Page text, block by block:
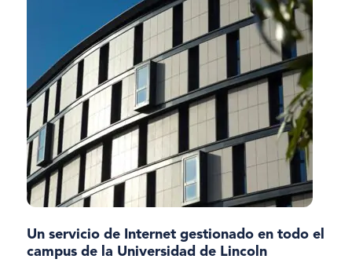
Un servicio de Internet gestionado en todo el
campus de la Universidad de Lincoln